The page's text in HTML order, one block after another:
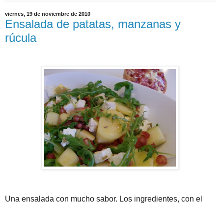
viernes, 19 de noviembre de 2010
Ensalada de patatas, manzanas y
rúcula
Una ensalada con mucho sabor. Los ingredientes, con el